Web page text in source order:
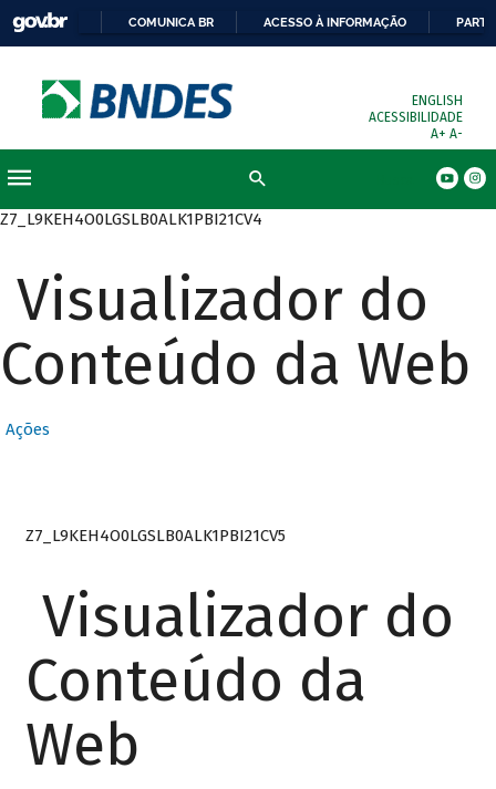
COMUNICA BR ACESSO À INFORMAÇÃO
ENGLISH
ACESSIBILIDADE
A+ A-
Z7_L9KEH4O0LGSLB0ALK1PBI21CV4
Visualizador do
Conteúdo da Web
Ações
Z7_L9KEH4O0LGSLB0ALK1PBI21CV5
Visualizador do
Conteúdo da
Web